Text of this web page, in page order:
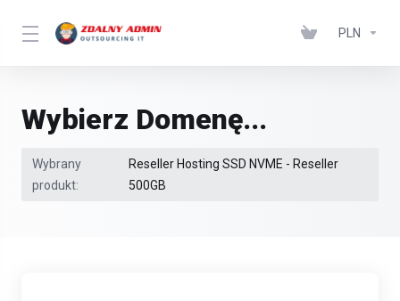
PLN
Wybierz Domenę...
Wybrany
produkt:
Reseller Hosting SSD NVME - Reseller
500GB